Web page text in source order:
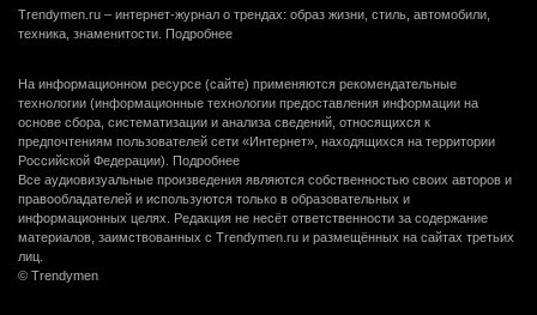
Trendymen.ru – интернет-журнал о трендах: образ жизни, стиль, автомобили,
техника, знаменитости. Подробнее
На информационном ресурсе (сайте) применяются рекомендательные
технологии (информационные технологии предоставления информации на
основе сбора, систематизации и анализа сведений, относящихся к
предпочтениям пользователей сети «Интернет», находящихся на территории
Российской Федерации). Подробнее
Все аудиовизуальные произведения являются собственностью своих авторов и
правообладателей и используются только в образовательных и
информационных целях. Редакция не несёт ответственности за содержание
материалов, заимствованных с Trendymen.ru и размещённых на сайтах третьих
лиц.
© Trendymen